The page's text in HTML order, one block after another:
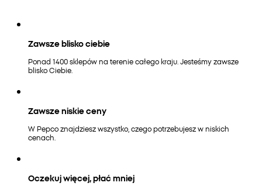
Zawsze blisko ciebie
Ponad 1400 sklepów na terenie całego kraju. Jesteśmy zawsze
blisko Ciebie.
Zawsze niskie ceny
W Pepco znajdziesz wszystko, czego potrzebujesz w niskich
cenach.
Oczekuj więcej, płać mniej